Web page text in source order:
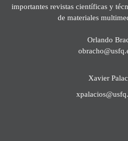
importantes revistas científicas y
de materiales
Orlando
Xavier